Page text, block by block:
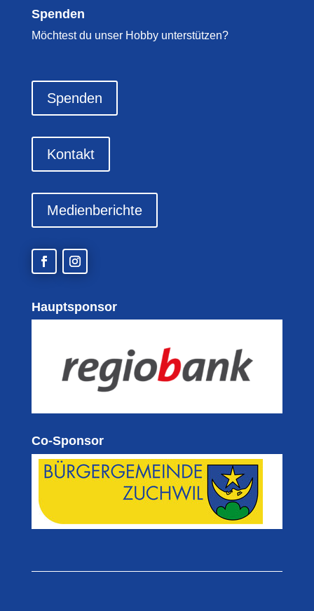
Spenden
Möchtest du unser Hobby unterstützen?
Spenden
Kontakt
Medienberichte
Hauptsponsor
Co-Sponsor